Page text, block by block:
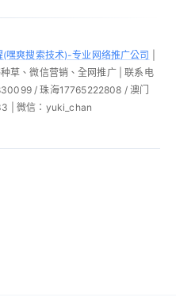
(嘿爽搜索技术)-专业网络推广公司
草、微信营销、全网推广 | 联系电
/ 珠海17765222808 / 澳门
| 微信：yuki_chan